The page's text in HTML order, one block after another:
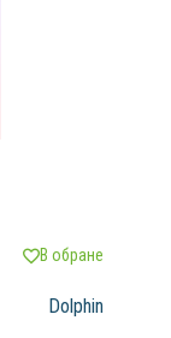
В обране
Dolphin